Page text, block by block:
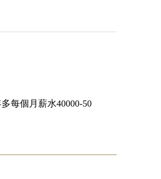
每個月薪水40000-50